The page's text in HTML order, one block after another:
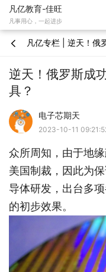
凡亿教育-佳旺
凡事用心，一起进步

逆天！俄罗斯成
具？
电子芯期天
2023-10-11
众所周知，由于地
美国制裁，因此为
导体研发，出台多
的初步效果。